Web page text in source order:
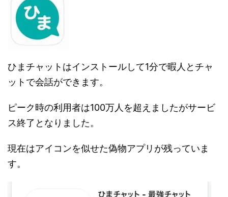
ひまチャットはインストールして1分で暇人とチャ
ットで会話ができます。
ピーク時の利用者は100万人を超えましたがサービ
ス終了となりました。
現在はアイコンを似せた偽物アプリが残っていま
す。